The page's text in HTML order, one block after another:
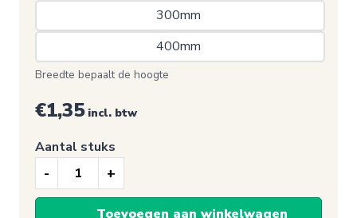
300mm
400mm
Breedte bepaalt de hoogte
€1,35 incl. btw
sticker,
Aantal stuks
Toevoegen aan winkelwagen